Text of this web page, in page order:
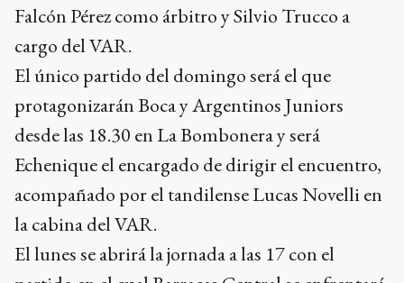
Falcón Pérez como árbitro y Silvio Trucco a
cargo del VAR.
El único partido del domingo será el que
protagonizarán Boca y Argentinos Juniors
desde las 18.30 en La Bombonera y será
Echenique el encargado de dirigir el encuentro,
acompañado por el tandilense Lucas Novelli en
la cabina del VAR.
El lunes se abrirá la jornada a las 17 con el